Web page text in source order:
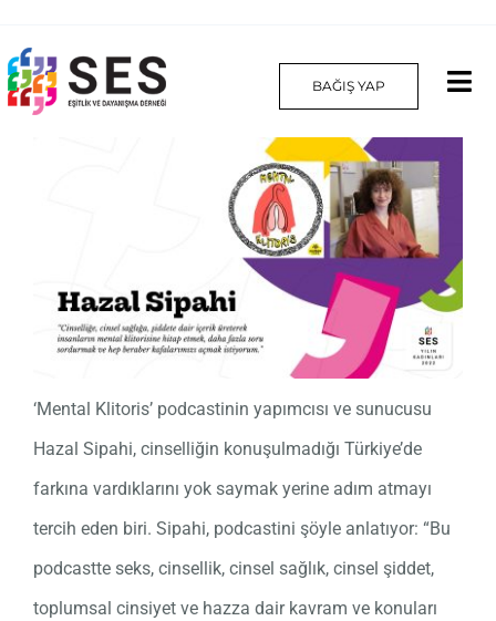
to
content
BAĞIŞ YAP
Platform
Yılın Kadınları
İletişim
‘Mental Klitoris’ podcastinin yapımcısı ve sunucusu
Hazal Sipahi, cinselliğin konuşulmadığı Türkiye’de
farkına vardıklarını yok saymak yerine adım atmayı
tercih eden biri. Sipahi, podcastini şöyle anlatıyor: “Bu
podcastte seks, cinsellik, cinsel sağlık, cinsel şiddet,
toplumsal cinsiyet ve hazza dair kavram ve konuları